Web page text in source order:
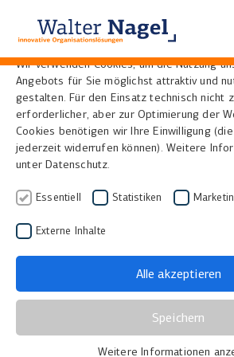
Home News
Neuer Scan-
der Bibliothek der
Bundeskunst- und
Ausstellungshalle
Bibliotheken, Museen und Archive
Kunst- und Ausstellungshalle
Deutschlandin Bonn veranstaltet
Datenschutzeinstellungen
Wir verwenden Cookies, um die Nutzung
Angebots für Sie möglichst attraktiv und
gestalten. Für den Einsatz technisch nicht
erforderlicher, aber zur Optimierung der
Cookies benötigen wir Ihre Einwilligung
jederzeit widerrufen können). Weitere
unter Datenschutz.
Essentiell Statistiken
Externe Inhalte
Alle akzeptieren
Speichern
Weitere Informationen